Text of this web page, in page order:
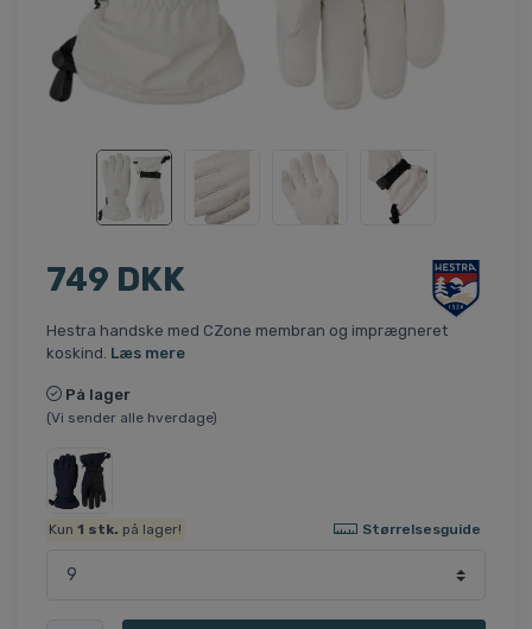
749 DKK
Hestra handske med CZone membran og imprægneret
koskind. Læs mere
På lager
(Vi sender alle hverdage)
Kun1 stk. på lager! Størrelsesguide